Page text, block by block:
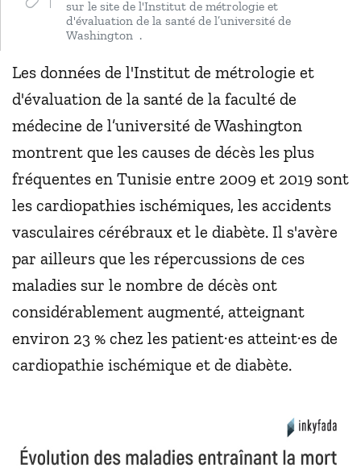
sur le site de l'Institut de métrologie et
d'évaluation de la santé de l’université de
Washington .
Les données de l'Institut de métrologie et
d'évaluation de la santé de la faculté de
médecine de l’université de Washington
montrent que les causes de décès les plus
fréquentes en Tunisie entre 2009 et 2019 sont
les cardiopathies ischémiques, les accidents
vasculaires cérébraux et le diabète. Il s'avère
par ailleurs que les répercussions de ces
maladies sur le nombre de décès ont
considérablement augmenté, atteignant
environ 23 % chez les patient·es atteint·es de
cardiopathie ischémique et de diabète.